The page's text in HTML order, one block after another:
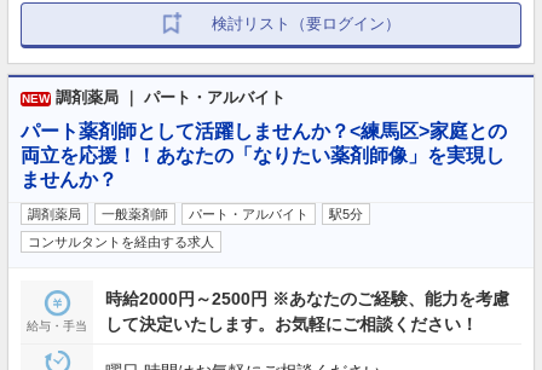
検討リスト（要ログイン）
NEW 調剤薬局 ｜ パート・アルバイト
パート薬剤師として活躍しませんか？<練馬区>家庭との
両立を応援！！あなたの「なりたい薬剤師像」を実現し
ませんか？
調剤薬局 一般薬剤師 パート・アルバイト
駅5分
コンサルタントを経由する求人
給与・手当
時給2000円～2500円 ※あなたのご経験、能力を考慮
して決定いたします。お気軽にご相談ください！